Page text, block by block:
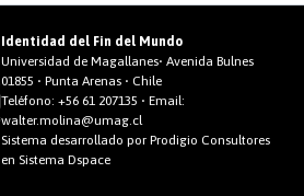
Identidad del Fin del Mundo
Universidad de Magallanes• Avenida Bulnes
01855 • Punta Arenas • Chile
Teléfono:+56 61 207135 • Email:
walter.molina@umag.cl
Sistema desarrollado por Prodigio Consultores
en Sistema Dspace